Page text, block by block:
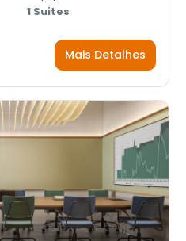
1 Suites
Mais Detalhes